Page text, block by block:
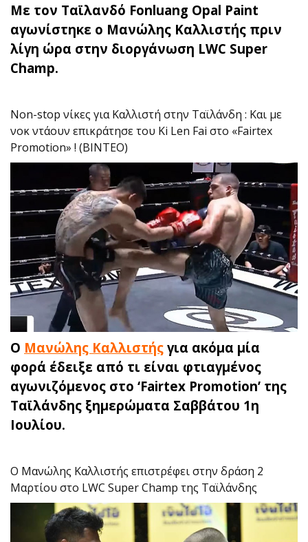
Με τον Ταϊλανδό Fonluang Opal Paint
αγωνίστηκε ο Μανώλης Καλλιστής πριν
λίγη ώρα στην διοργάνωση LWC Super
Champ.
Non-stop νίκες για Καλλιστή στην Ταϊλάνδη : Και με
νοκ ντάουν επικράτησε του Ki Len Fai στο «Fairtex
Promotion» ! (ΒΙΝΤΕΟ)
Ο Μανώλης Καλλιστής για ακόμα μία
φορά έδειξε από τι είναι φτιαγμένος
αγωνιζόμενος στο ‘Fairtex Promotion’ της
Ταϊλάνδης ξημερώματα Σαββάτου 1η
Ιουλίου.
O Μανώλης Καλλιστής επιστρέφει στην δράση 2
Μαρτίου στο LWC Super Champ της Ταϊλάνδης